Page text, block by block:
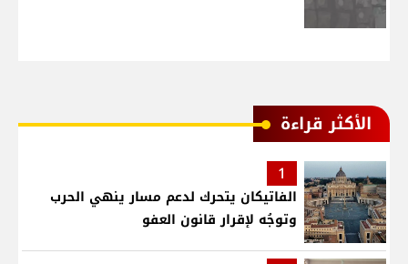
الأكثر قراءة
1
الفاتيكان يتحرك لدعم مسار ينهي الحرب
وتوجُه لإقرار قانون العفو